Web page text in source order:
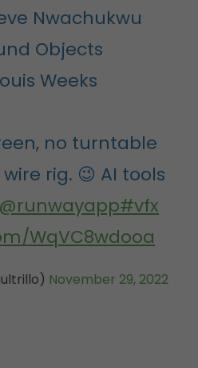
Nwachukwu
Objects
Weeks
no turntable
rig. 😉 AI tools
@runwayapp#vfx
WqVC8wdooa
November 29, 2022